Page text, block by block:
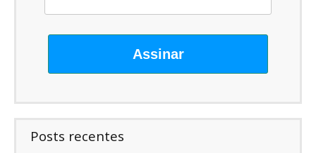
Assinar
Posts recentes